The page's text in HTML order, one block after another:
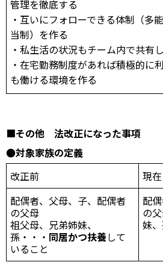
管理を徹底する
・互いにフォローできる体制（多
当制）を作る
・私生活の状況もチーム内で共有
・在宅勤務制度があれば積極的に
も働ける環境を作る
■その他 法改正になった事項
●対象家族の定義
改正前
現在
配偶者、父母、子、配偶者
の父母
祖父母、兄弟姉妹、
孫・・・ 同居かつ扶養して
いること
配
の
妹